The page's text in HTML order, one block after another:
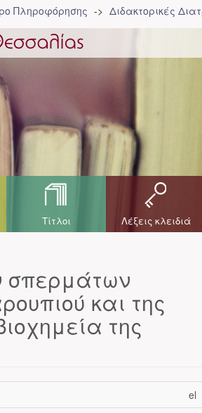
Πληροφόρησης Διδακτορικές
Τίτλοι Λέξεις κλειδιά
σπερμάτων
και της
της
el